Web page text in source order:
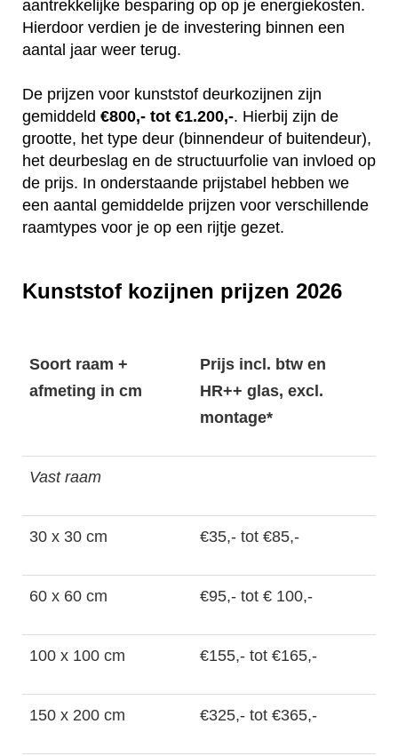
aantrekkelijke besparing op op je energiekosten.
Hierdoor verdien je de investering binnen een
aantal jaar weer terug.
De prijzen voor kunststof deurkozijnen zijn
gemiddeld €800,- tot €1.200,-. Hierbij zijn de
grootte, het type deur (binnendeur of buitendeur),
het deurbeslag en de structuurfolie van invloed op
de prijs. In onderstaande prijstabel hebben we
een aantal gemiddelde prijzen voor verschillende
raamtypes voor je op een rijtje gezet.
Kunststof kozijnen prijzen 2026
Soort raam +
afmeting in cm
Prijs incl. btw en
HR++ glas, excl.
montage*
Vast raam
30 x 30 cm €35,- tot €85,-
60 x 60 cm €95,- tot € 100,-
100 x 100 cm €155,- tot €165,-
150 x 200 cm €325,- tot €365,-